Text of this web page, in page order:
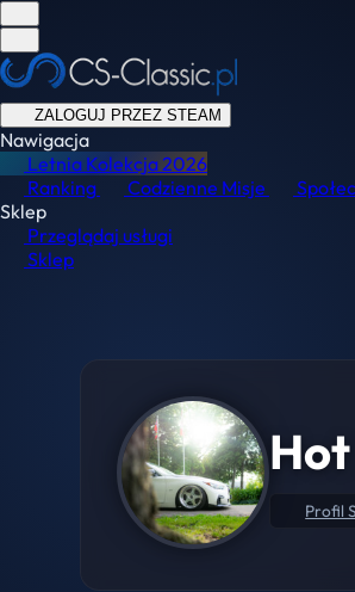
ZALOGUJ PRZEZ STEAM
Nawigacja
Letnia Kolekcja2026
Ranking
Codzienne Misje
Sklep
Przeglądaj usługi
Sklep
Profil